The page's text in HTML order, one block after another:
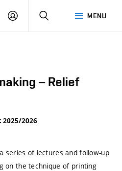
MENU
LOG
SEARCH
– Relief
2025/2026
series of lectures and follow-up
on the technique of printing